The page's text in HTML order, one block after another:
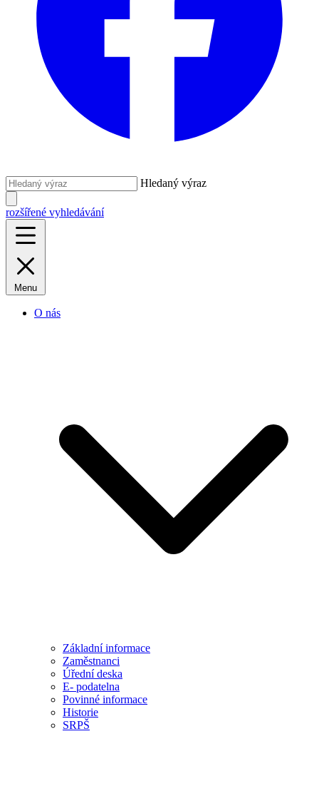
Hledaný výraz
rozšířené vyhledávání
Menu
O nás
Základní informace
Zaměstnanci
Úřední deska
E- podatelna
Povinné informace
Historie
SRPŠ